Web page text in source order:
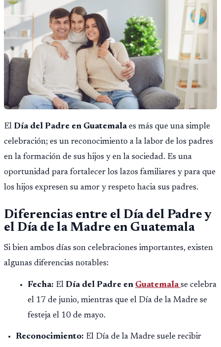
El Día del Padre en Guatemalaes más que una simple
celebración; es un reconocimiento a la labor de los padres
en la formación de sus hijos y en la sociedad. Es una
oportunidad para fortalecer los lazos familiares y para que
los hijos expresen su amor y respeto hacia sus padres.
Diferencias entre el Día del Padre y
el Día de la Madre en Guatemala
Si bien ambos días son celebraciones importantes, existen
algunas diferencias notables:
Fecha: El Día del Padre en Guatemala se celebra
el 17 de junio, mientras que el Día de la Madre se
festeja el 10 de mayo.
Reconocimiento: El Día de la Madre suele recibir